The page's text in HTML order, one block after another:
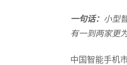
一句话： 小型
有一到两家更
中国智能手机